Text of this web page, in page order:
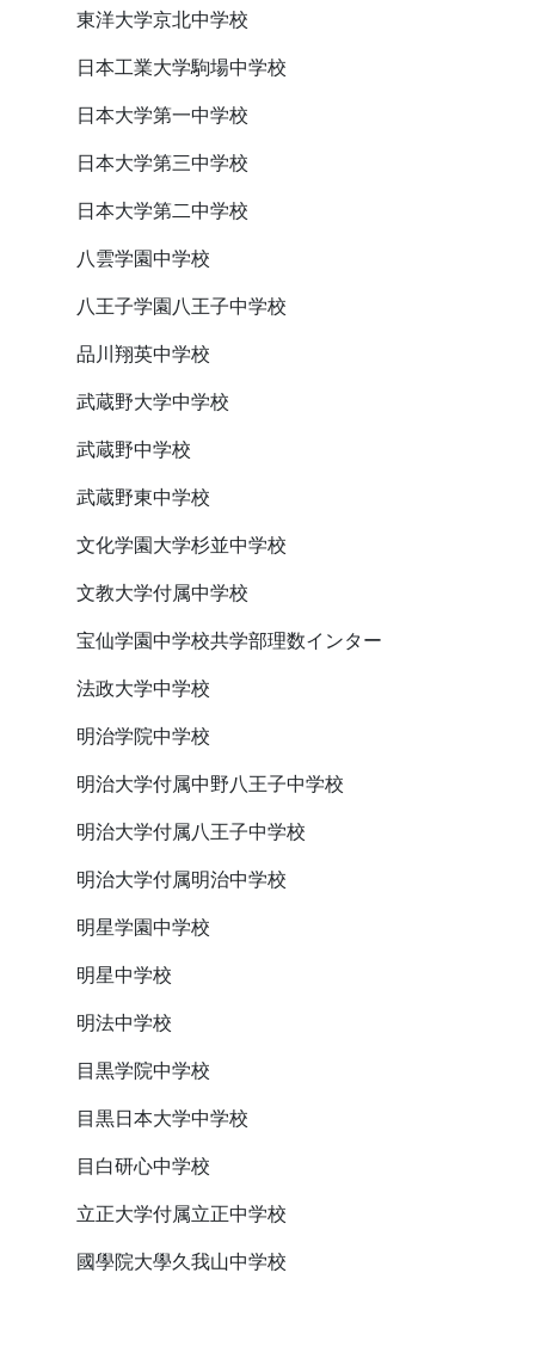
東洋大学京北中学校
日本工業大学駒場中学校
日本大学第一中学校
日本大学第三中学校
日本大学第二中学校
八雲学園中学校
八王子学園八王子中学校
品川翔英中学校
武蔵野大学中学校
武蔵野中学校
武蔵野東中学校
文化学園大学杉並中学校
文教大学付属中学校
宝仙学園中学校共学部理数インター
法政大学中学校
明治学院中学校
明治大学付属中野八王子中学校
明治大学付属八王子中学校
明治大学付属明治中学校
明星学園中学校
明星中学校
明法中学校
目黒学院中学校
目黒日本大学中学校
目白研心中学校
立正大学付属立正中学校
國學院大學久我山中学校